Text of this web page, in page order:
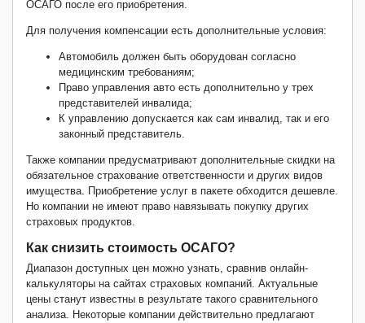
ОСАГО после его приобретения.
Для получения компенсации есть дополнительные условия:
Автомобиль должен быть оборудован согласно
медицинским требованиям;
Право управления авто есть дополнительно у трех
представителей инвалида;
К управлению допускается как сам инвалид, так и его
законный представитель.
Также компании предусматривают дополнительные скидки на
обязательное страхование ответственности и других видов
имущества. Приобретение услуг в пакете обходится дешевле.
Но компании не имеют право навязывать покупку других
страховых продуктов.
Как снизить стоимость ОСАГО?
Диапазон доступных цен можно узнать, сравнив онлайн-
калькуляторы на сайтах страховых компаний. Актуальные
цены станут известны в результате такого сравнительного
анализа. Некоторые компании действительно предлагают